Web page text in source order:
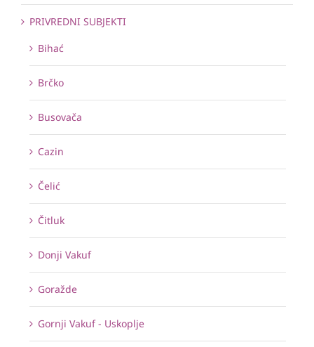
PRIVREDNI SUBJEKTI
Bihać
Brčko
Busovača
Cazin
Čelić
Čitluk
Donji Vakuf
Goražde
Gornji Vakuf - Uskoplje